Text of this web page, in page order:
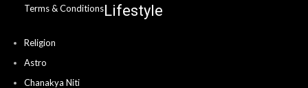
Terms & Conditions Lifestyle
Religion
Astro
Chanakya Niti